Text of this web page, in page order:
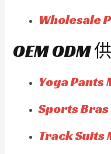
Wholesale
OEM ODM
Yoga
Sports
Track